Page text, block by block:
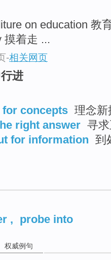
on education 教
摸着走 ...
-相关网页
进
for concepts 理念新
right answer 寻
for information 到
, probe into
权威例句